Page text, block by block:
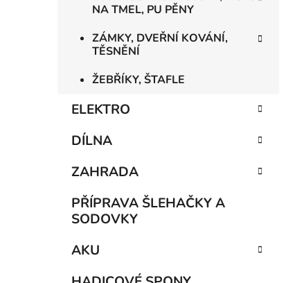
NA TMEL, PU PĚNY
ZÁMKY, DVEŘNÍ KOVÁNÍ,
TĚSNĚNÍ
ŽEBŘÍKY, ŠTAFLE
ELEKTRO
DÍLNA
ZAHRADA
PŘÍPRAVA ŠLEHAČKY A
SODOVKY
AKU